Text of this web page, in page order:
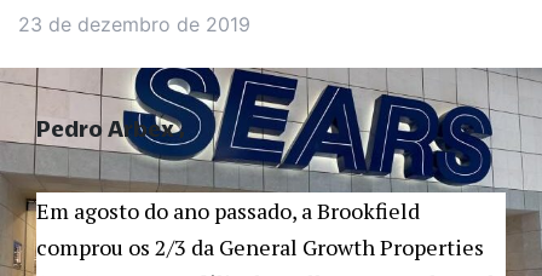
23 de dezembro de 2019
Em agosto do ano passado, a Brookfield
comprou os 2/3 da General Growth Properties
Pedro Arbex